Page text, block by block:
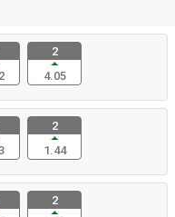
2
4.05
2
1.44
2